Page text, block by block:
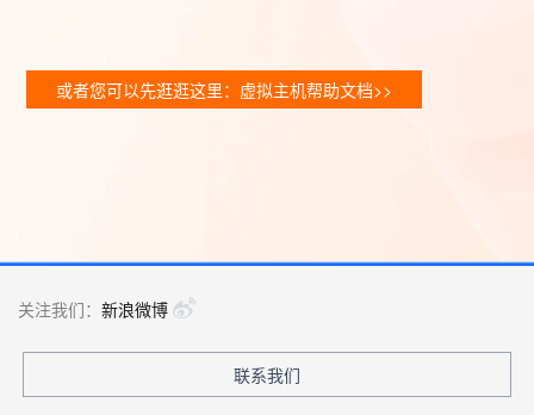
或者您可以先逛逛这里：虚拟主机帮助文档>>